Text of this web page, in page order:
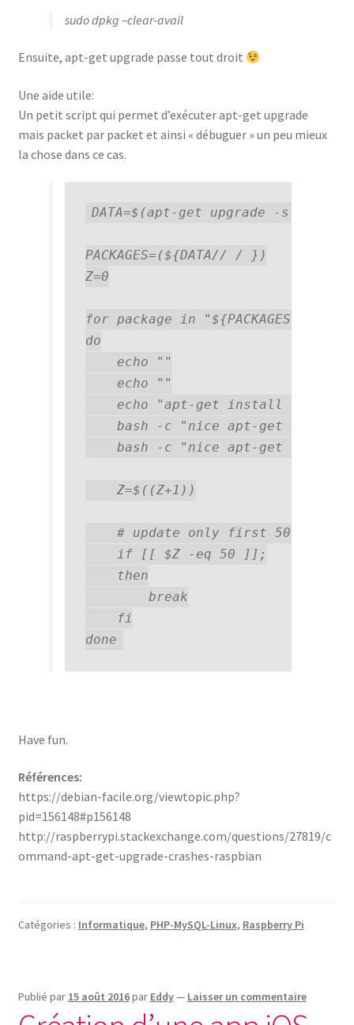
sudo dpkg –clear-avail
Ensuite, apt-get upgrade passe tout droit
Une aide utile:
Un petit script qui permet d’exécuter apt-get upgrade
mais packet par packet et ainsi « débuguer » un peu mieux
la chose dans ce cas.
DATA=$(apt-get upgrade -s -
PACKAGES=(${DATA// / })
Z=0
for package in "${PACKAGES[@]}";
do
    echo ""
    echo ""
echo "apt-get install -y -q
bash -c "nice apt-get install
bash -c "nice apt-get clean -
    Z=$((Z+1))
# update only first 50
    if [[ $Z -eq 50 ]];
    then
        break
    fi
done
Have fun.
Références:
https://debian-facile.org/viewtopic.php?
pid=156148#p156148
http://raspberrypi.stackexchange.com/questions/27819/c
ommand-apt-get-upgrade-crashes-raspbian
Catégories : Informatique, PHP-MySQL-Linux, Raspberry Pi
Publié par 15 août 2016par Eddy— Laisser un commentaire